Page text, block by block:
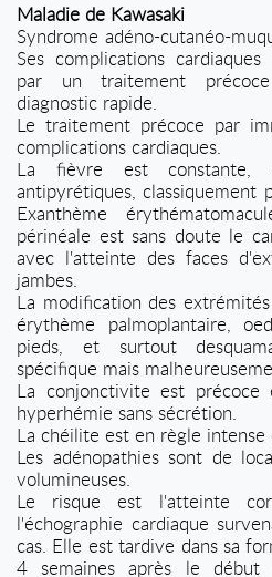
Maladie de Kawasaki
Syndrome adéno-cutanéo-
Ses complications
par un traitement
diagnostic rapide.
Le traitement précoce par
complications cardiaques.
La fièvre est constante,
antipyrétiques, classiquement
Exanthème
périnéale est sans doute le
avec l'atteinte des faces
jambes.
La modification des
érythème palmoplantaire,
pieds, et surtout
spécifique mais
La conjonctivite est
hyperhémie sans sécrétion.
La chéilite est en règle
Les adénopathies sont de
volumineuses.
Le risque est l'atteinte
l'échographie cardiaque
cas. Elle est tardive dans sa
4 semaines après le